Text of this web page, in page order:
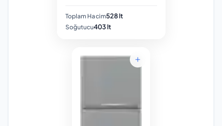
Toplam Hacim528 lt
Soğutucu403 lt